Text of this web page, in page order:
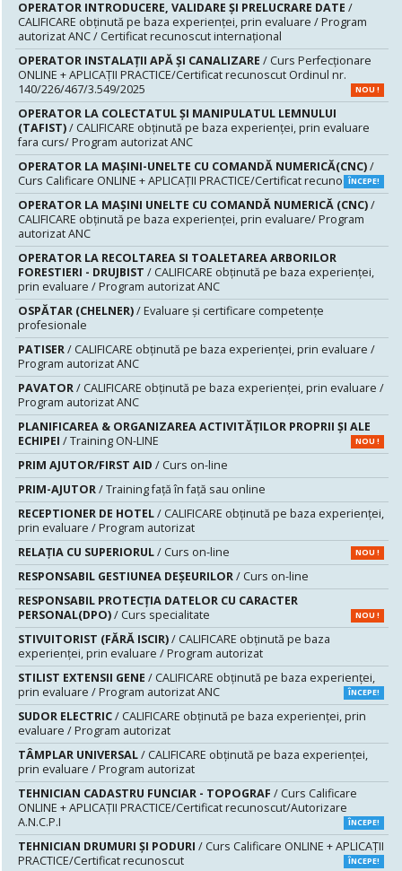
OPERATOR INTRODUCERE, VALIDARE ȘI PRELUCRARE DATE /
CALIFICARE obținută pe baza experienței, prin evaluare / Program
autorizat ANC / Certificat recunoscut internațional
OPERATOR INSTALAȚII APĂ ȘI CANALIZARE / Curs Perfecționare
ONLINE + APLICAȚII PRACTICE/Certificat recunoscut Ordinul nr.
140/226/467/3.549/2025
NOU !
OPERATOR LA COLECTATUL ȘI MANIPULATUL LEMNULUI
(TAFIST)/ CALIFICARE obținută pe baza experienței, prin evaluare
fara curs/ Program autorizat ANC
OPERATOR LA MAȘINI-UNELTE CU COMANDĂ NUMERICĂ(CNC)/
Curs Calificare ONLINE + APLICAȚII PRACTICE/Certificat recunoscutÎNCEPE!
OPERATOR LA MAŞINI UNELTE CU COMANDĂ NUMERICĂ (CNC)/
CALIFICARE obținută pe baza experienței, prin evaluare/ Program
autorizat ANC
OPERATOR LA RECOLTAREA SI TOALETAREA ARBORILOR
FORESTIERI - DRUJBIST / CALIFICARE obținută pe baza experienței,
prin evaluare / Program autorizat ANC
OSPĂTAR (CHELNER)/ Evaluare şi certificare competenţe
profesionale
PATISER/ CALIFICARE obținută pe baza experienței, prin evaluare /
Program autorizat ANC
PAVATOR/ CALIFICARE obținută pe baza experienței, prin evaluare /
Program autorizat ANC
PLANIFICAREA & ORGANIZAREA ACTIVITĂȚILOR PROPRII ȘI ALE
ECHIPEI / Training ON-LINE NOU !
PRIM AJUTOR/FIRST AID / Curs on-line
PRIM-AJUTOR/ Training față în față sau online
RECEPTIONER DE HOTEL/ CALIFICARE obținută pe baza experienței,
prin evaluare / Program autorizat
RELAȚIA CU SUPERIORUL/ Curs on-line NOU !
RESPONSABIL GESTIUNEA DEŞEURILOR/ Curs on-line
RESPONSABIL PROTECȚIA DATELOR CU CARACTER
PERSONAL(DPO)/ Curs specialitate NOU !
STIVUITORIST (FĂRĂ ISCIR)/ CALIFICARE obținută pe baza
experienței, prin evaluare / Program autorizat
STILIST EXTENSII GENE / CALIFICARE obținută pe baza experienței,
prin evaluare / Program autorizat ANC
ÎNCEPE!
SUDOR ELECTRIC/ CALIFICARE obținută pe baza experienței, prin
evaluare / Program autorizat
TÂMPLAR UNIVERSAL/ CALIFICARE obținută pe baza experienței,
prin evaluare / Program autorizat
TEHNICIAN CADASTRU FUNCIAR - TOPOGRAF / Curs Calificare
ONLINE + APLICAȚII PRACTICE/Certificat recunoscut/Autorizare
A.N.C.P.I
ÎNCEPE!
TEHNICIAN DRUMURI ŞI PODURI / Curs Calificare ONLINE + APLICAȚII
PRACTICE/Certificat recunoscut
ÎNCEPE!